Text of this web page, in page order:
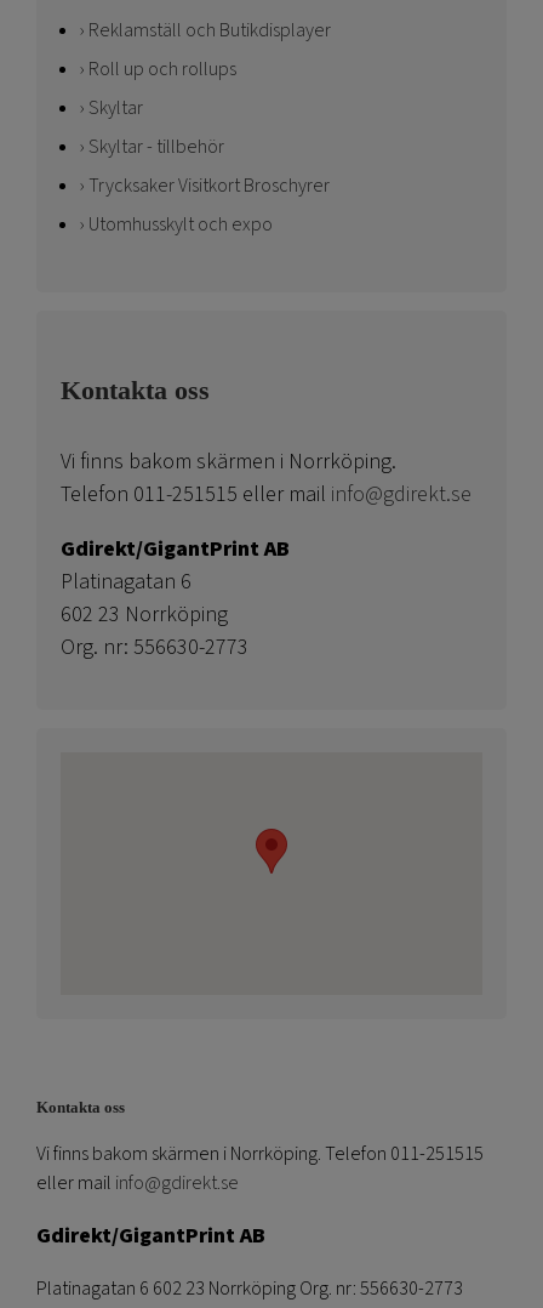
Reklamställ och Butikdisplayer
Roll up och rollups
Skyltar
Skyltar - tillbehör
Trycksaker Visitkort Broschyrer
Utomhusskylt och expo
Kontakta oss
Vi finns bakom skärmen i Norrköping.
Telefon 011-251515 eller mail info@gdirekt.se
Gdirekt/GigantPrint AB
Platinagatan 6
602 23 Norrköping
Org. nr: 556630-2773
Kontakta oss
Vi finns bakom skärmen i Norrköping. Telefon 011-251515
eller mail info@gdirekt.se
Gdirekt/GigantPrint AB
Platinagatan 6 602 23 Norrköping Org. nr: 556630-2773